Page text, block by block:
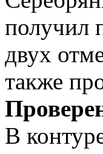
получил
двух
также
В